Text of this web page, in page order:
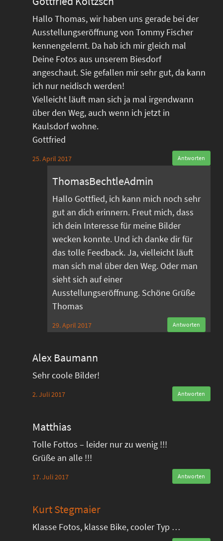
Hallo Thomas, wir haben uns gerade bei der
Ausstellungseröffnung von Tommy Fischer
kennengelernt. Da hab ich mir gleich mal
Deine Fotos aus unserem Biesdorf
angeschaut. Sie gefallen mir sehr gut, da kann
ich nur neidisch werden!
Vielleicht läuft man sich ja mal irgendwann
über den Weg, auch wenn ich jetzt in
Kaulsdorf wohne.
Gottfried
25. April 2017 Antworten
ThomasBechtleAdmin
Hallo Gottfied, ich kann mich noch sehr
gut an dich erinnern. Freut mich, dass
ich dein Interesse für meine Bilder
wecken konnte. Und ich danke dir für
das tolle Feedback. Ja, vielleicht läuft
man sich mal über den Weg. Oder man
sieht sich auf einer
Ausstellungseröffnung. Schöne Grüße
Thomas
29. April 2017 Antworten
Alex Baumann
Sehr coole Bilder!
2. Juli 2017 Antworten
Matthias
Tolle Fottos – leider nur zu wenig !!!
Grüße an alle !!!
17. Juli 2017 Antworten
Kurt Stegmaier
Klasse Fotos, klasse Bike, cooler Typ …